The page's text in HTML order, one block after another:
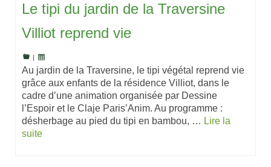
Le tipi du jardin de la Traversine
Villiot reprend vie
|
Au jardin de la Traversine, le tipi végétal reprend vie
grâce aux enfants de la résidence Villiot, dans le
cadre d’une animation organisée par Dessine
l’Espoir et le Claje Paris’Anim. Au programme :
désherbage au pied du tipi en bambou, … Lire la
suite